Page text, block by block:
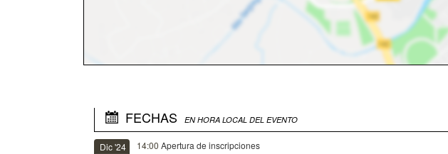
FECHAS EN HORA LOCAL DEL EVENTO
Dic '24 14:00 Apertura de inscripciones